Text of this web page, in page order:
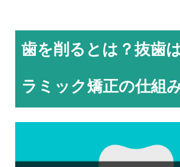
歯を削るとは？抜歯
ラミック矯正の仕組